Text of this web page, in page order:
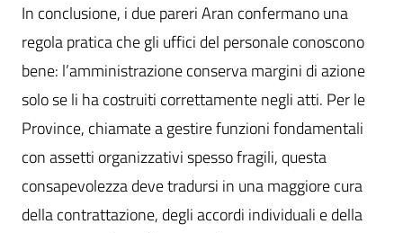
In conclusione, i due pareri Aran confermano una
regola pratica che gli uffici del personale conoscono
bene: l’amministrazione conserva margini di azione
solo se li ha costruiti correttamente negli atti. Per le
Province, chiamate a gestire funzioni fondamentali
con assetti organizzativi spesso fragili, questa
consapevolezza deve tradursi in una maggiore cura
della contrattazione, degli accordi individuali e della